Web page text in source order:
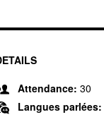
Attendance: 30
Langues parlées: